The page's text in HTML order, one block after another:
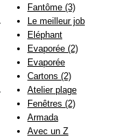
Fantôme (3)
Le meilleur job
Eléphant
Evaporée (2)
Evaporée
Cartons (2)
Atelier plage
Fenêtres (2)
Armada
Avec un Z